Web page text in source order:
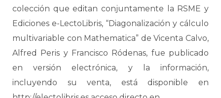
colección que editan conjuntamente la RSME y
Ediciones e-LectoLibris, “Diagonalización y cálculo
multivariable con Mathematica” de Vicenta Calvo,
Alfred Peris y Francisco Ródenas, fue publicado
en versión electrónica, y la información,
incluyendo su venta, está disponible en